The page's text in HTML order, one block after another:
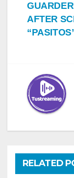
AFTER
RELATED